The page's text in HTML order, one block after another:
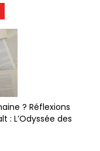
? Réflexions
: L’Odyssée des